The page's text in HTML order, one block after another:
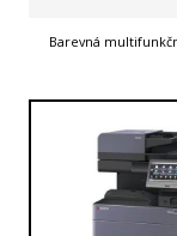
Barevná